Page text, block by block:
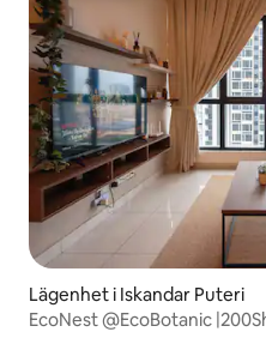
Lägenhet i Iskandar Puteri
EcoNest @EcoBotanic